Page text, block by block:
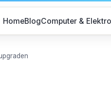
HomeBlogComputer &